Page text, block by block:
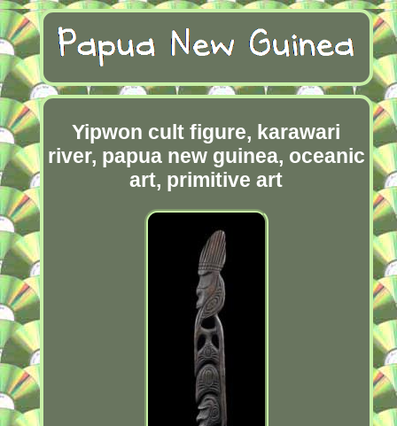
Yipwon cult figure, karawari
river, papua new guinea, oceanic
art, primitive art